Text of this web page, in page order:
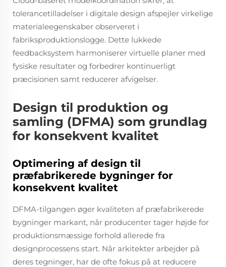
tolerancetilladelser i digitale design afspejler virkelige
materialeegenskaber observeret i
fabriksproduktionslogge. Dette lukkede
feedbacksystem harmoniserer virtuelle planer med
fysiske resultater og forbedrer kontinuerligt
præcisionen samt reducerer afvigelser.
Design til produktion og
samling (DFMA) som grundlag
for konsekvent kvalitet
Optimering af design til
præfabrikerede bygninger for
konsekvent kvalitet
DFMA-tilgangen øger kvaliteten af præfabrikerede
bygninger markant, når producenter tager højde for
produktionsmæssige forhold allerede fra
designprocessens start. Når arkitekter arbejder på
deres tegninger, har de ofte fokus på at reducere